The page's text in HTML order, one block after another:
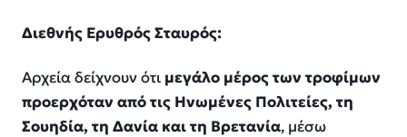
Διεθνής Ερυθρός Σταυρός:
Αρχεία δείχνουν ότι μεγάλο μέρος των τροφίμων
προερχόταν από τις Ηνωμένες Πολιτείες, τη
Σουηδία, τη Δανία και τη Βρετανία, μέσω